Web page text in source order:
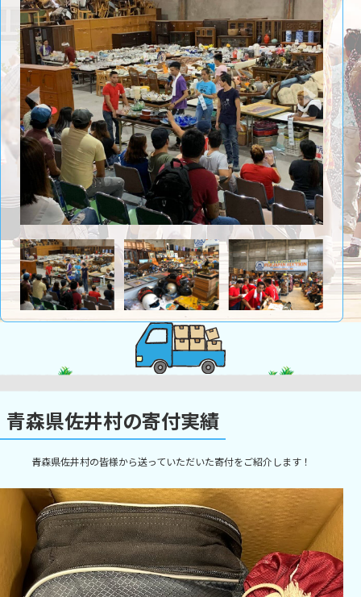
青森県佐井村の寄付実績
青森県佐井村の皆様から送っていただいた寄付をご紹介します！